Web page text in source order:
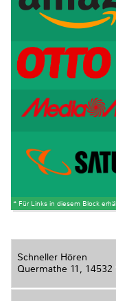
* Für Links in diesem Block
Schneller Hören
Quermathe 11, 14532